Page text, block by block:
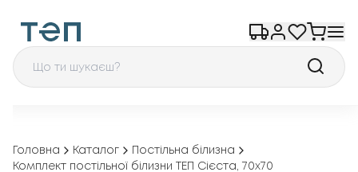
Головна Каталог
Постільна білизна
Комплект постільної білизни ТЕП Сієста, 70x70